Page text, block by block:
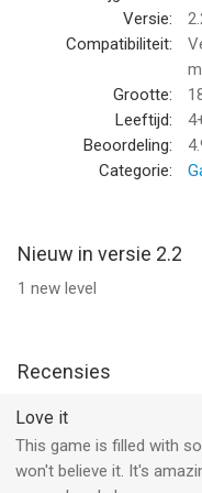
Zanger Quiz - Muziek,
beroemdheid! van
iPad en iPod touch met
bevonden voor
Versie:
Compatibiliteit:
Grootte:
Leeftijd:
Beoordeling:
Categorie:
Nieuw in versie 2.2
1 new level
Recensies
Love it
This game is filled with
won't believe it. It's